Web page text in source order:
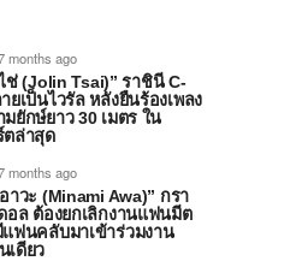
months ago
ช่ (Jolin Tsai)” ราชินี C-
ยเป็นไวรัล หลังยืนร้องเพลง
ยักษ์ยาว 30 เมตร ใน
ตล่าสุด
months ago
าวะ (Minami Awa)” กรา
อล ต้องยกเลิกงานแฟนมีต
แฟนคลับมาเข้าร่วมงาน
เดียว